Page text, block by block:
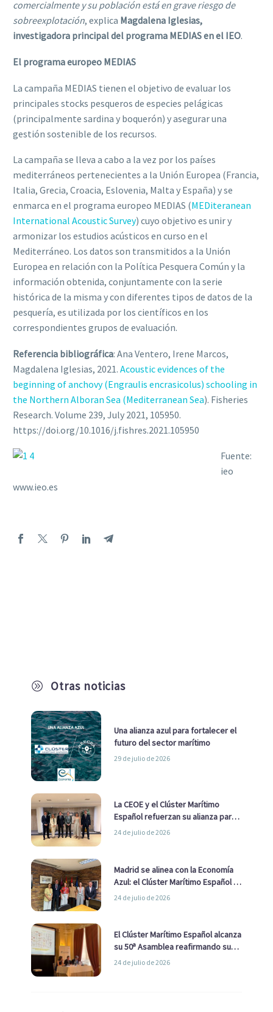
A Otras noticias
Una alianza azul para fortalecer el
futuro del sector marítimo
29 de julio de 2026
La CEOE y el Clúster Marítimo
Español refuerzan su alianza para
impulsar una estrategia Nacional
24 de julio de 2026
Madrid se alinea con la Economía
Azul: el Clúster Marítimo Español y
la Real Liga Naval avanzan alianzas
24 de julio de 2026
El Clúster Marítimo Español alcanza
su 50ª Asamblea reafirmando su
liderazgo en la Economía Azul
24 de julio de 2026
comercialmente y su población está en grave riesgo de
sobreexplotación, explica Magdalena Iglesias,
investigadora principal del programa MEDIAS en el IEO.
El programa europeo MEDIAS
La campaña MEDIAS tienen el objetivo de evaluar los
principales stocks pesqueros de especies pelágicas
(principalmente sardina y boquerón) y asegurar una
gestión sostenible de los recursos.
La campaña se lleva a cabo a la vez por los países
mediterráneos pertenecientes a la Unión Europea (Francia,
Italia, Grecia, Croacia, Eslovenia, Malta y España) y se
enmarca en el programa europeo MEDIAS (MEDiteranean
International Acoustic Survey) cuyo objetivo es unir y
armonizar los estudios acústicos en curso en el
Mediterráneo. Los datos son transmitidos a la Unión
Europea en relación con la Política Pesquera Común y la
información obtenida, conjuntamente con la serie
histórica de la misma y con diferentes tipos de datos de la
pesquería, es utilizada por los científicos en los
correspondientes grupos de evaluación.
Referencia bibliográfica: Ana Ventero, Irene Marcos,
Magdalena Iglesias, 2021. Acoustic evidences of the
beginning of anchovy (Engraulis encrasicolus) schooling in
the Northern Alboran Sea (Mediterranean Sea). Fisheries
Research. Volume 239, July 2021, 105950.
https://doi.org/10.1016/j.fishres.2021.105950
Fuente:
ieo
www.ieo.es